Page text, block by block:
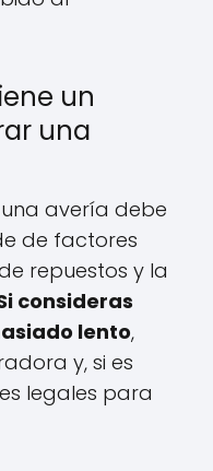
un
una
avería debe
de factores
repuestos y la
consideras
lento,
y, si es
legales para